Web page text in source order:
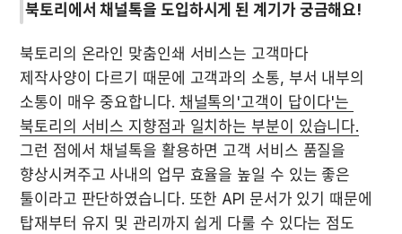
북토리에서 채널톡을 도입하시게 된 계기가 궁금해요!
북토리의 온라인 맞춤인쇄 서비스는 고객마다
제작사양이 다르기 때문에 고객과의 소통, 부서 내부의
소통이 매우 중요합니다. 채널톡의'고객이 답이다'는
북토리의 서비스 지향점과 일치하는 부분이 있습니다.
그런 점에서 채널톡을 활용하면 고객 서비스 품질을
향상시켜주고 사내의 업무 효율을 높일 수 있는 좋은
툴이라고 판단하였습니다. 또한 API 문서가 있기 때문에
탑재부터 유지 및 관리까지 쉽게 다룰 수 있다는 점도